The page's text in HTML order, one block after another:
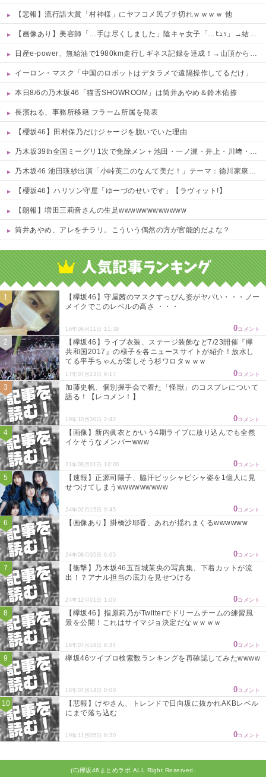
【悲報】流行語大賞「村神様」にヤフコメ民ブチ切れｗｗｗｗ 他
【画像あり】美容師「…手は尽くしました」陰キャ女子「…ﾋｭｯ」→結果・・・
日産e-power、無給油で1980km走行しギネス記録を達成！→山頂から下ってるだけでした…
イーロン・マスク「中国のロボットはデタラメで遠隔操作してるだけ」
本日8/6の乃木坂46「猫舌SHOWROOM」は筒井あやめ＆鈴木佑捺
長濱ねる、事務所移籍 フラーム所属を発表
【櫻坂46】田村保乃だけジャージを脱いでいた理由
乃木坂39th全国ミーグリ1次で免除メン＋池田・一ノ瀬・井上・川﨑・菅原・中西が全完売
乃木坂46 池田瑛紗出演「小峠英二のなんて美だ！」テーマ：徳川家康【2025.8.5 24:00〜 TOKYO MX】
【櫻坂46】ハリソン守屋「ゆーづのせいです」【ラヴィット!】
【朗報】増田三莉音さんの生足wwwwwwwwwwww
筒井あやめ、アレをチラリ。こういう偶然の方が官能的だよな？
【欅坂46】守屋茜のマスクすっぴん姿がヤバい・・・ノー
メイクでこのレベルの高さ ・・・
16年06月11日 11:39 0コメント
【欅坂46】ライブ衣装、ステージ装飾など7/23開催『欅
共和国2017』の様子を各ニュースサイトが紹介！放水し
てる平手ちゃんが楽しそう杉ワロタｗｗｗ
17年07月23日 9:17 0コメント
加藤史帆、個別握手会で着た「怪獣」のコスプレについて
語る！【レコメン！】
19年10月30日 2:42 0コメント
【画像】新内眞衣とかいう4期ライブに放り込んでも全然
イケそうなメンバーwww
21年08月01日 10:00 0コメント
【速報】正源司陽子、脇汗ビッシャビシャ姿を1億人に見
せつけてしまうwwwwwwwww
24年02月15日 9:45 0コメント
【画像あり】掛橋沙耶香、あれが揺れまくるwwwwww
24年08月05日 6:05 0コメント
【衝撃】乃木坂46五百城茉央の写真集、下着カットが流
出！？アナル担当の底力を見せつける
24年12月01日 1:00 0コメント
【欅坂46】指原莉乃がTwitterでドリームチームの練習風
景を公開！これはサイマジョ決定だなｗｗｗｗ
16年07月18日 8:34 0コメント
欅坂46ツイプロ検索数ランキングを再確認してみたwwww
18年07月14日 8:00 0コメント
【悲報】けやさん、トレンドで日向坂に抜かれAKBレベル
にまで落ち込む
19年11月05日 8:30 0コメント
(C)欅坂46まとめラボ ALL Right Reserved.